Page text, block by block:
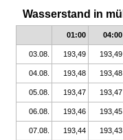
Wasserstand in
01:00 04:00
03.08. 193,49 193,49
04.08. 193,48 193,48
05.08. 193,47 193,47
06.08. 193,46 193,45
07.08. 193,44 193,43